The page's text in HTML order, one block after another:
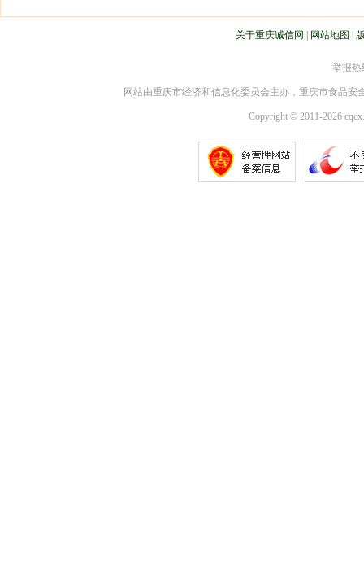
关于重庆诚信网 网站地图
举报热
网站由重庆市经济和信息化委员会主办，重庆市食品
Copyright © 2011-2026